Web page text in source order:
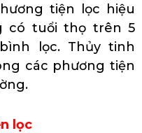
tiện lọc hiệu
có tuổi thọ trên 5
lọc. Thủy tinh
các phương tiện
lọc